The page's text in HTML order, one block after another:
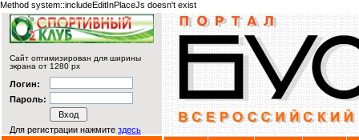
Method system::includeEditInPlaceJs doesn't exist
Сайт оптимизирован для ширины
экрана от 1280 px
Логин:
Пароль:
Для регистрации нажмите здесь